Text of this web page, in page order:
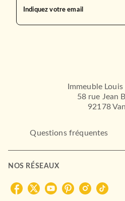
La balade à vélo, niveau
ALBUMS ET ILLUSTRÉS (3-6 ANS)
Pat'Patrouille - La chasse
Indiquez votre email
Immeuble
58 rue Jean
92178
Questions fréquentes
NOS RÉSEAUX